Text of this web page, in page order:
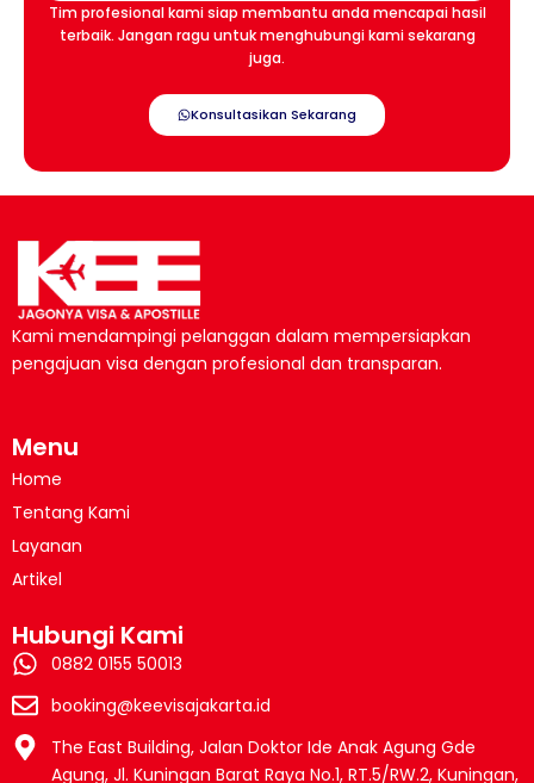
Tim profesional kami siap membantu anda mencapai hasil
terbaik. Jangan ragu untuk menghubungi kami sekarang
juga.
Konsultasikan Sekarang
Kami mendampingi pelanggan dalam mempersiapkan
pengajuan visa dengan profesional dan transparan.
Menu
Home
Tentang Kami
Layanan
Artikel
Hubungi Kami
0882 0155 50013
booking@keevisajakarta.id
The East Building, Jalan Doktor Ide Anak Agung Gde
Agung, Jl. Kuningan Barat Raya No.1, RT.5/RW.2, Kuningan,